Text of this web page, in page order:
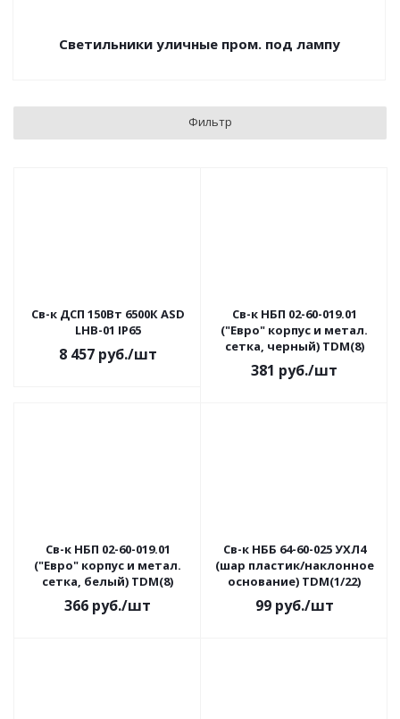
Светильники уличные пром. под лампу
Фильтр
Св-к ДСП 150Вт 6500К ASD
LHB-01 IP65
8 457руб./шт
Св-к НБП 02-60-019.01
("Евро" корпус и метал.
сетка, черный) TDM(8)
381 руб./шт
Св-к НБП 02-60-019.01
("Евро" корпус и метал.
сетка, белый) TDM(8)
366 руб./шт
Св-к НББ 64-60-025 УХЛ4
(шар пластик/наклонное
основание) TDM(1/22)
99руб./шт